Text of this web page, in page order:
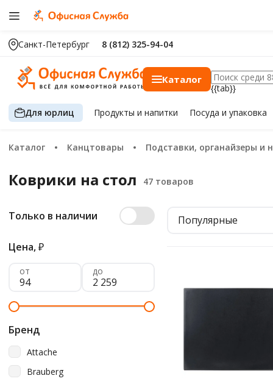
Санкт-Петербург 8 (812) 325-94-04
Каталог
{{tab}}
Для юрлиц Продуктыи напитки Посуда и упаковка
Каталог Канцтовары Подставки, органайзеры и
Коврики на стол
Только в наличии
Цена,₽
от до
Бренд
Attache
Brauberg
Популярные